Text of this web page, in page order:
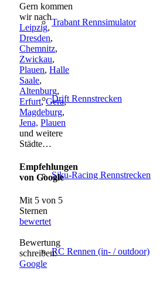
Trabant Rennsimulator
Drift Rennstrecken
Siku-Racing Rennstrecken
RC Rennen (in- / outdoor)
Gern kommen
wir nach
Leipzig,
Dresden,
Chemnitz,
Zwickau,
Plauen,Halle
Saale,
Altenburg,
Erfurt,Gera,
Magdeburg,
Jena, Plauen
und weitere
Städte…
Empfehlungen
von Google
Mit 5 von 5
Sternen
bewertet
Bewertung
schreiben:
Google